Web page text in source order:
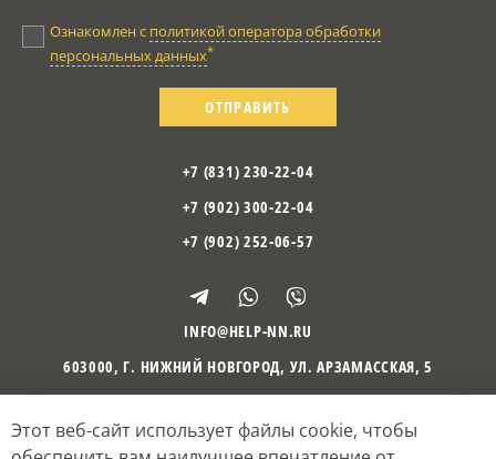
Ознакомлен с политикой оператора обработки
персональных данных*
ОТПРАВИТЬ
+7 (831) 230-22-04
+7 (902) 300-22-04
+7 (902) 252-06-57
INFO@HELP-NN.RU
603000, Г. НИЖНИЙ НОВГОРОД, УЛ. АРЗАМАССКАЯ, 5
©2010– 2026 Психологический центр «Отражение»
Политика оператора обработки персональных данных
Этот веб-сайт использует файлы cookie, чтобы